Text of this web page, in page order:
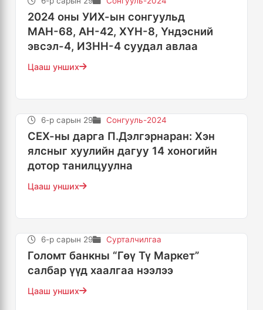
2024 оны УИХ-ын сонгуульд
МАН-68, АН-42, ХҮН-8, Үндэсний
эвсэл-4, ИЗНН-4 суудал авлаа
Цааш унших
6-р сарын 29 Сонгууль-2024
СЕХ-ны дарга П.Дэлгэрнаран: Хэн
ялсныг хуулийн дагуу 14 хоногийн
дотор танилцуулна
Цааш унших
6-р сарын 29 Сурталчилгаа
Голомт банкны “Гөү Тү Маркет”
салбар үүд хаалгаа нээлээ
Цааш унших